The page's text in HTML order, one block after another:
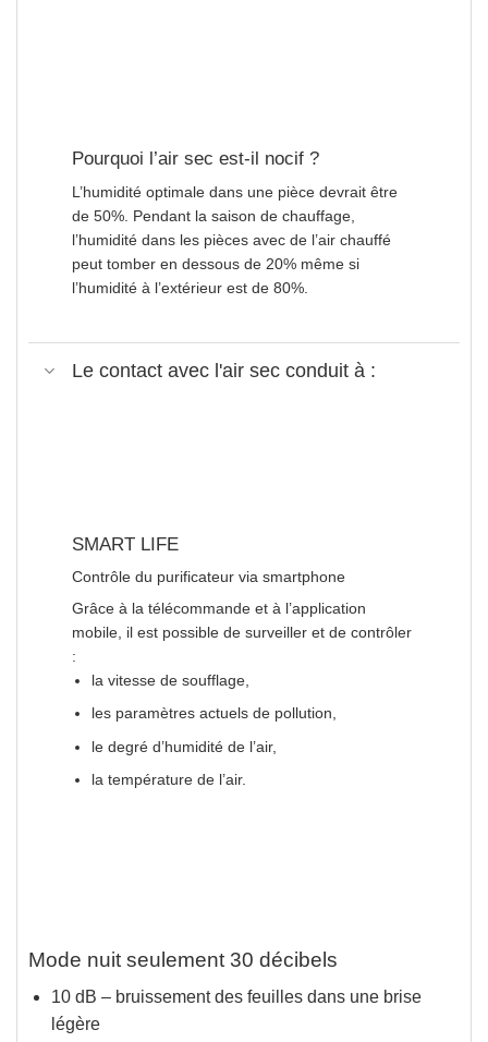
Pourquoi l’air sec est-il nocif ?
L’humidité optimale dans une pièce devrait être
de 50%. Pendant la saison de chauffage,
l’humidité dans les pièces avec de l’air chauffé
peut tomber en dessous de 20%même si
l’humidité à l’extérieur est de 80%.
Le contact avec l'air sec conduit à :
SMART LIFE
Contrôle du purificateur via smartphone
Grâce à la télécommande et à l’application
mobile, il est possible de surveiller et de contrôler
:
la vitesse de soufflage,
les paramètres actuels de pollution,
le degré d’humidité de l’air,
la température de l’air.
Mode nuit seulement 30 décibels
10 dB – bruissement des feuilles dans une brise
légère